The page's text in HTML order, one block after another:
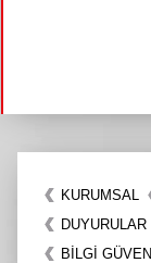
KURUMSAL
DUYURULAR
BİLGİ